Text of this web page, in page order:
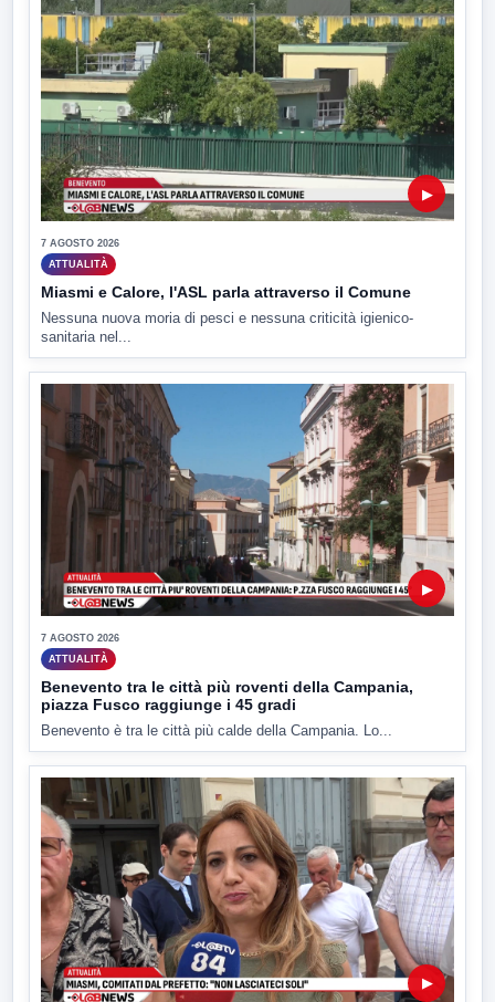
▶
7 AGOSTO 2026
ATTUALITÀ
Miasmi e Calore, l'ASL parla attraverso il Comune
Nessuna nuova moria di pesci e nessuna criticità igienico-
sanitaria nel...
▶
7 AGOSTO 2026
ATTUALITÀ
Benevento tra le città più roventi della Campania,
piazza Fusco raggiunge i 45 gradi
Benevento è tra le città più calde della Campania. Lo...
▶